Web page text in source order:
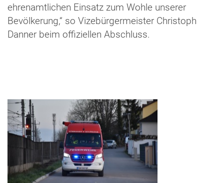
ehrenamtlichen Einsatz zum Wohle unserer
Bevölkerung,“ so Vizebürgermeister Christoph
Danner beim offiziellen Abschluss.